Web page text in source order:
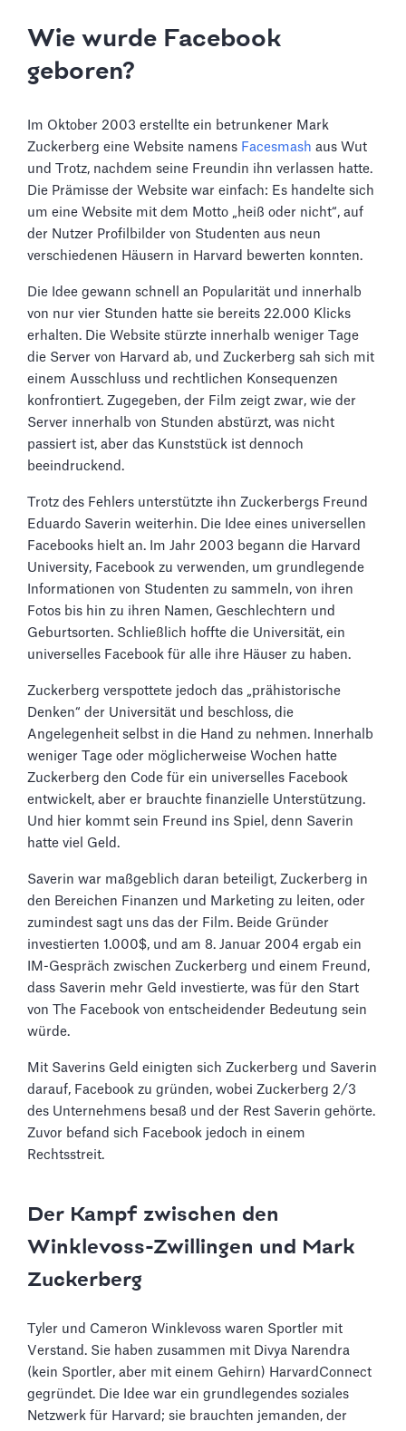
Wie wurde Facebook
geboren?
Im Oktober 2003 erstellte ein betrunkener Mark
Zuckerberg eine Website namens Facesmash aus Wut
und Trotz, nachdem seine Freundin ihn verlassen hatte.
Die Prämisse der Website war einfach: Es handelte sich
um eine Website mit dem Motto „heiß oder nicht“, auf
der Nutzer Profilbilder von Studenten aus neun
verschiedenen Häusern in Harvard bewerten konnten.
Die Idee gewann schnell an Popularität und innerhalb
von nur vier Stunden hatte sie bereits 22.000 Klicks
erhalten. Die Website stürzte innerhalb weniger Tage
die Server von Harvard ab, und Zuckerberg sah sich mit
einem Ausschluss und rechtlichen Konsequenzen
konfrontiert. Zugegeben, der Film zeigt zwar, wie der
Server innerhalb von Stunden abstürzt, was nicht
passiert ist, aber das Kunststück ist dennoch
beeindruckend.
Trotz des Fehlers unterstützte ihn Zuckerbergs Freund
Eduardo Saverin weiterhin. Die Idee eines universellen
Facebooks hielt an. Im Jahr 2003 begann die Harvard
University, Facebook zu verwenden, um grundlegende
Informationen von Studenten zu sammeln, von ihren
Fotos bis hin zu ihren Namen, Geschlechtern und
Geburtsorten. Schließlich hoffte die Universität, ein
universelles Facebook für alle ihre Häuser zu haben.
Zuckerberg verspottete jedoch das „prähistorische
Denken“ der Universität und beschloss, die
Angelegenheit selbst in die Hand zu nehmen. Innerhalb
weniger Tage oder möglicherweise Wochen hatte
Zuckerberg den Code für ein universelles Facebook
entwickelt, aber er brauchte finanzielle Unterstützung.
Und hier kommt sein Freund ins Spiel, denn Saverin
hatte viel Geld.
Saverin war maßgeblich daran beteiligt, Zuckerberg in
den Bereichen Finanzen und Marketing zu leiten, oder
zumindest sagt uns das der Film. Beide Gründer
investierten 1.000$, und am 8. Januar 2004 ergab ein
IM-Gespräch zwischen Zuckerberg und einem Freund,
dass Saverin mehr Geld investierte, was für den Start
von The Facebook von entscheidender Bedeutung sein
würde.
Mit Saverins Geld einigten sich Zuckerberg und Saverin
darauf, Facebook zu gründen, wobei Zuckerberg 2/3
des Unternehmens besaß und der Rest Saverin gehörte.
Zuvor befand sich Facebook jedoch in einem
Rechtsstreit.
Der Kampf zwischen den
Winklevoss-Zwillingen und Mark
Zuckerberg
Tyler und Cameron Winklevoss waren Sportler mit
Verstand. Sie haben zusammen mit Divya Narendra
(kein Sportler, aber mit einem Gehirn) HarvardConnect
gegründet. Die Idee war ein grundlegendes soziales
Netzwerk für Harvard; sie brauchten jemanden, der